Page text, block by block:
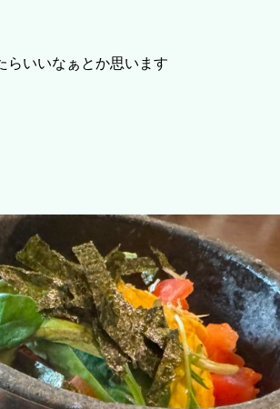
らいいなぁとか思います